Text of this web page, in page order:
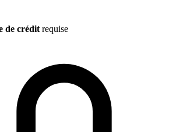
de crédit requise